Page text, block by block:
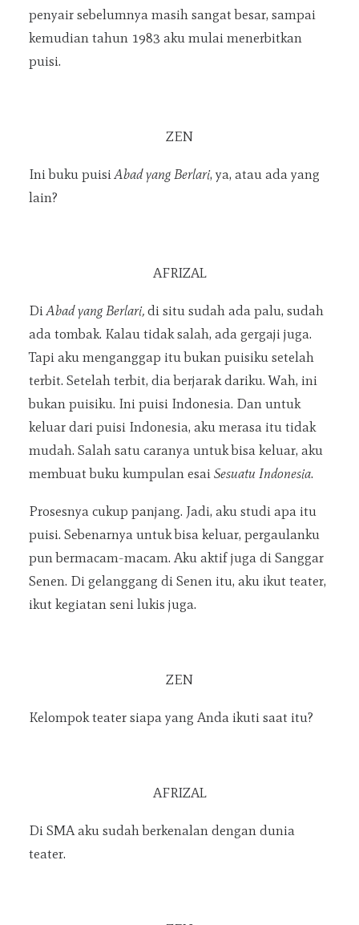
penyair sebelumnya masih sangat besar, sampai
kemudian tahun 1983 aku mulai menerbitkan
puisi.
ZEN
Ini buku puisiAbad yang Berlari, ya, atau ada yang
lain?
AFRIZAL
DiAbad yang Berlari, di situ sudah ada palu, sudah
ada tombak. Kalau tidak salah, ada gergaji juga.
Tapi aku menganggap itu bukan puisiku setelah
terbit. Setelah terbit, dia berjarak dariku. Wah, ini
bukan puisiku. Ini puisi Indonesia. Dan untuk
keluar dari puisi Indonesia, aku merasa itu tidak
mudah. Salah satu caranya untuk bisa keluar, aku
membuat buku kumpulan esai Sesuatu Indonesia.
Prosesnya cukup panjang. Jadi, aku studi apa itu
puisi. Sebenarnya untuk bisa keluar, pergaulanku
pun bermacam-macam. Aku aktif juga di Sanggar
Senen. Di gelanggang di Senen itu, aku ikut teater,
ikut kegiatan seni lukis juga.
ZEN
Kelompok teater siapa yang Anda ikuti saat itu?
AFRIZAL
Di SMA aku sudah berkenalan dengan dunia
teater.